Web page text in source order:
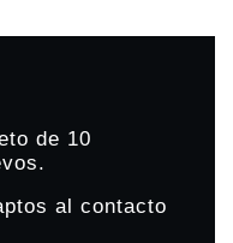
de 10
al contacto